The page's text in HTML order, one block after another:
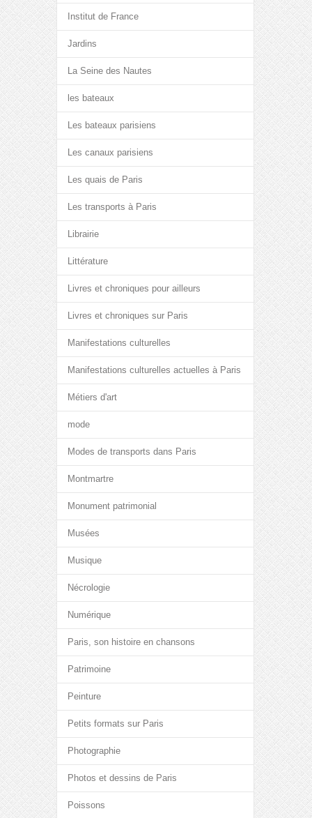
Institut de France
Jardins
La Seine des Nautes
les bateaux
Les bateaux parisiens
Les canaux parisiens
Les quais de Paris
Les transports à Paris
Librairie
Littérature
Livres et chroniques pour ailleurs
Livres et chroniques sur Paris
Manifestations culturelles
Manifestations culturelles actuelles à Paris
Métiers d'art
mode
Modes de transports dans Paris
Montmartre
Monument patrimonial
Musées
Musique
Nécrologie
Numérique
Paris, son histoire en chansons
Patrimoine
Peinture
Petits formats sur Paris
Photographie
Photos et dessins de Paris
Poissons